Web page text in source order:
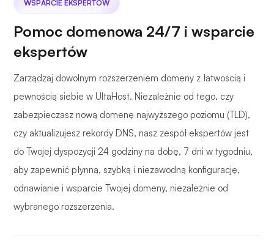
WSPARCIE EKSPERTÓW
Pomoc domenowa 24/7 i wsparcie
ekspertów
Zarządzaj dowolnym rozszerzeniem domeny z łatwością i
pewnością siebie w UltaHost. Niezależnie od tego, czy
zabezpieczasz nową domenę najwyższego poziomu (TLD),
czy aktualizujesz rekordy DNS, nasz zespół ekspertów jest
do Twojej dyspozycji 24 godziny na dobę, 7 dni w tygodniu,
aby zapewnić płynną, szybką i niezawodną konfigurację,
odnawianie i wsparcie Twojej domeny, niezależnie od
wybranego rozszerzenia.